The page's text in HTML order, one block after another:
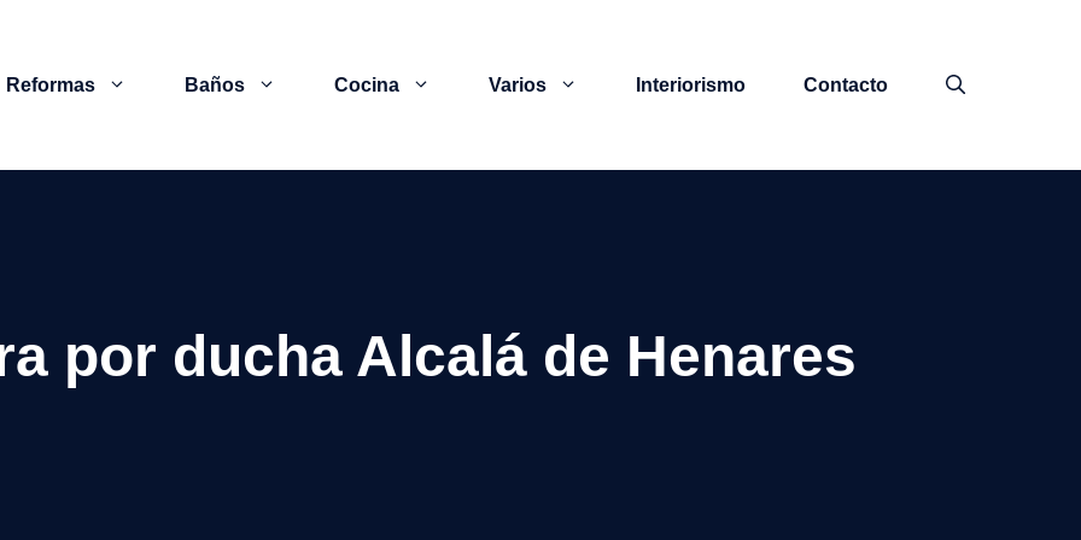
Reformas Baños Cocina Varios Interiorismo Contacto
por ducha Alcalá de Henares